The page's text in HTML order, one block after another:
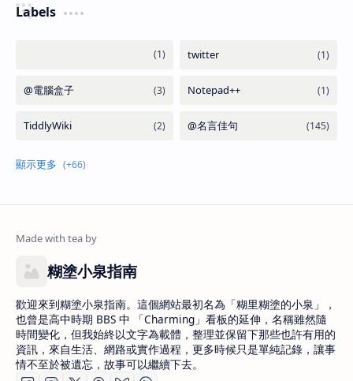
Labels
糊塗小泉指南
歡迎來到糊塗小泉指南。這個網站最初名為「糊里糊塗的小泉」，
也曾是高中時期 BBS 中 「Charming」看板的延伸，名稱雖然隨
時間變化，但我始終以文字為載體，整理並保留下那些也許有用的
資訊，來自生活、網路或實作過程，更多時候只是單純記錄，讓事
情不至於被遺忘，故事可以繼續下去。